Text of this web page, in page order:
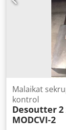
The ESP1
optimizing
consistent
delivers a
and lower
production
Malaikat
kontrol
Desoutter2
MODCVI-2